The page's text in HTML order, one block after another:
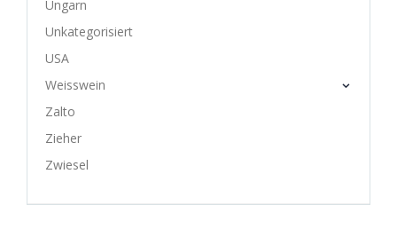
Ungarn
Unkategorisiert
USA
Weisswein
Zalto
Zieher
Zwiesel